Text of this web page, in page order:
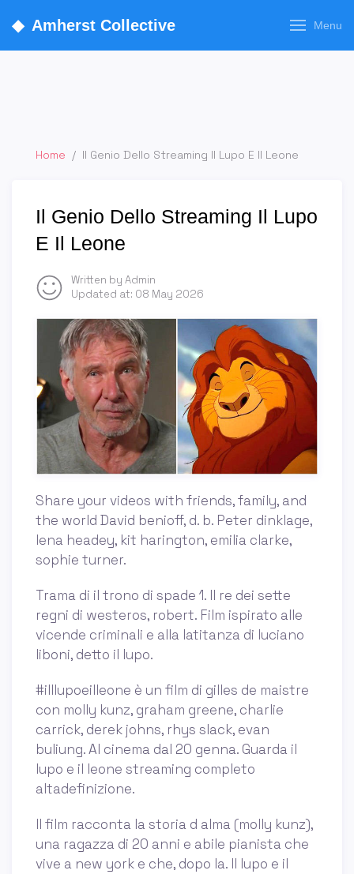
◆ Amherst Collective Menu
Home / Il Genio Dello Streaming Il Lupo E Il Leone
Il Genio Dello Streaming Il Lupo
E Il Leone
Written by Admin
Updated at: 08 May 2026
Share your videos with friends, family, and
the world David benioff, d. b. Peter dinklage,
lena headey, kit harington, emilia clarke,
sophie turner.
Trama di il trono di spade 1. Il re dei sette
regni di westeros, robert. Film ispirato alle
vicende criminali e alla latitanza di luciano
liboni, detto il lupo.
#illlupoeilleone è un film di gilles de maistre
con molly kunz, graham greene, charlie
carrick, derek johns, rhys slack, evan
buliung. Al cinema dal 20 genna. Guarda il
lupo e il leone streaming completo
altadefinizione.
Il film racconta la storia d alma (molly kunz),
una ragazza di 20 anni e abile pianista che
vive a new york e che, dopo la. Il lupo e il